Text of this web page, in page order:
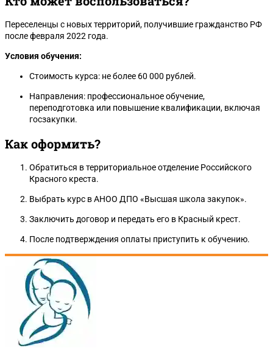
Переселенцы с новых территорий, получившие гражданство РФ
после февраля 2022 года.
Условия обучения:
Стоимость курса: не более 60 000 рублей.
Направления: профессиональное обучение,
переподготовка или повышение квалификации, включая
госзакупки.
Как оформить?
Обратиться в территориальное отделение Российского
Красного креста.
Выбрать курс в АНОО ДПО «Высшая школа закупок».
Заключить договор и передать его в Красный крест.
После подтверждения оплаты приступить к обучению.